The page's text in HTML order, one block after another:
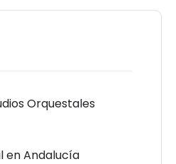
Orquestales
en Andalucía